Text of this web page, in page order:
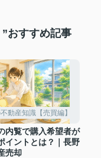
おすすめ記事
動産知識【売買編】
内覧で購入希望者が
イントとは？｜長野
売却